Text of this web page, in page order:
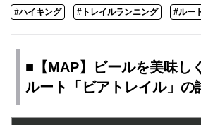
#ハイキング #トレイルランニング #ルー
■【MAP】ビールを美味し
ルート「ビアトレイル」の